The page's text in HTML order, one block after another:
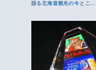
語る北海道観光の今とこれ